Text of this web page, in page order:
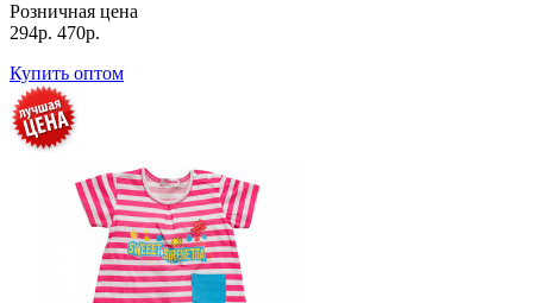
Розничная цена
294р. 470р.
Купить оптом